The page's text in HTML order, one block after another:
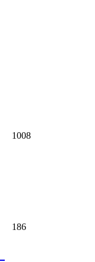
1008
186